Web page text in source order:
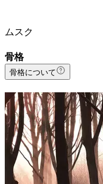
ムスク
骨格
骨格について